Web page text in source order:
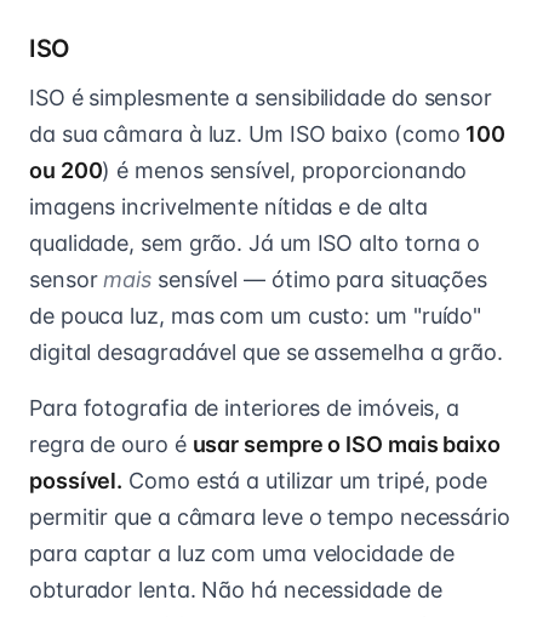
ISO
ISO é simplesmente a sensibilidade do sensor
da sua câmara à luz. Um ISO baixo (como 100
ou 200) é menos sensível, proporcionando
imagens incrivelmente nítidas e de alta
qualidade, sem grão. Já um ISO alto torna o
sensormais sensível — ótimo para situações
de pouca luz, mas com um custo: um "ruído"
digital desagradável que se assemelha a grão.
Para fotografia de interiores de imóveis, a
regra de ouro é usar sempre o ISO mais baixo
possível. Como está a utilizar um tripé, pode
permitir que a câmara leve o tempo necessário
para captar a luz com uma velocidade de
obturador lenta. Não há necessidade de